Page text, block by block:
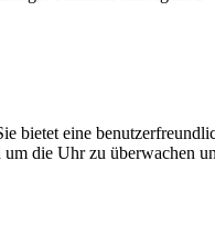
bietet eine
die Uhr zu überwachen